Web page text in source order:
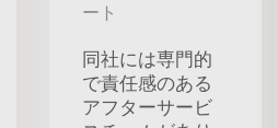
ート
同社には専門的
で責任感のある
アフターサービ